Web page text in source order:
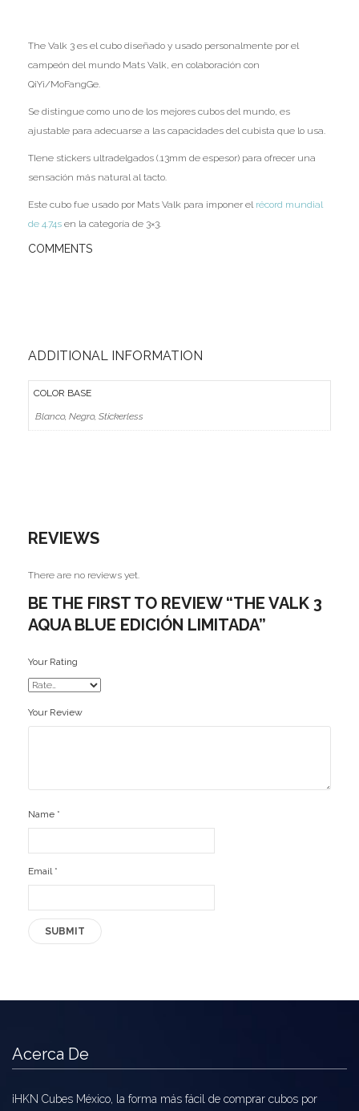
The Valk 3 es el cubo diseñado y usado personalmente por el
campeón del mundo Mats Valk, en colaboración con
QiYi/MoFangGe.
Se distingue como uno de los mejores cubos del mundo, es
ajustable para adecuarse a las capacidades del cubista que lo usa.
TIene stickers ultradelgados (.13mm de espesor) para ofrecer una
sensación más natural al tacto.
Este cubo fue usado por Mats Valk para imponer el récord mundial
de 4.74s en la categoría de 3×3.
COMMENTS
ADDITIONAL INFORMATION
COLOR BASE
Blanco, Negro, Stickerless
REVIEWS
There are no reviews yet.
BE THE FIRST TO REVIEW “THE VALK 3
AQUA BLUE EDICIÓN LIMITADA”
Your Rating
Your Review
Name *
Email *
Acerca De
¡HKN Cubes México, la forma más fácil de comprar cubos por